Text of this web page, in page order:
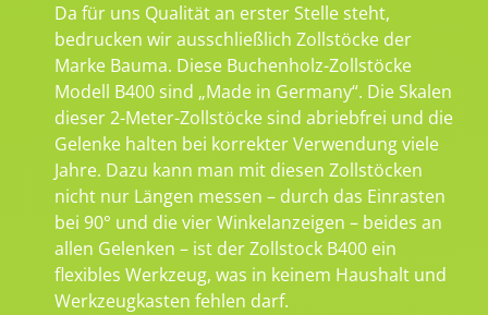
Da für uns Qualität an erster Stelle steht,
bedrucken wir ausschließlich Zollstöcke der
Marke Bauma. Diese Buchenholz-Zollstöcke
Modell B400 sind „Made in Germany“. Die Skalen
dieser 2-Meter-Zollstöcke sind abriebfrei und die
Gelenke halten bei korrekter Verwendung viele
Jahre. Dazu kann man mit diesen Zollstöcken
nicht nur Längen messen – durch das Einrasten
bei 90° und die vier Winkelanzeigen – beides an
allen Gelenken – ist der Zollstock B400 ein
flexibles Werkzeug, was in keinem Haushalt und
Werkzeugkasten fehlen darf.